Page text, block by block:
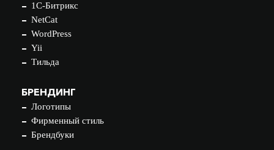
1С-Битрикс
NetCat
WordPress
Yii
Тильда
БРЕНДИНГ
Логотипы
Фирменный стиль
Брендбуки